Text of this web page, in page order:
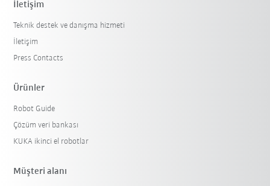
İletişim
Teknik destek ve danışma hizmeti
İletişim
Press Contacts
Ürünler
Robot Guide
Çözüm veri bankası
KUKA ikinci el robotlar
Müşteri alanı